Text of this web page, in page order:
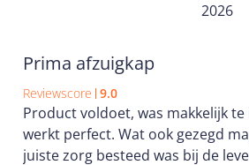
2026
Prima afzuigkap
Reviewscore 9.0
Product voldoet, was makkelijk
werkt perfect. Wat ook gezegd
juiste zorg besteed was bij de